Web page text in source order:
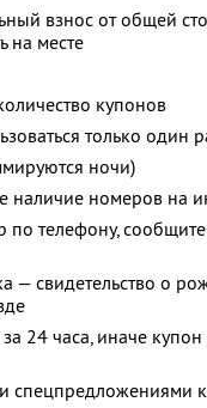
взнос от общей
на месте
купонов
только один
ночи)
наличие номеров на
по телефону,
— свидетельство о
24 часа, иначе купон
спецпредложениями